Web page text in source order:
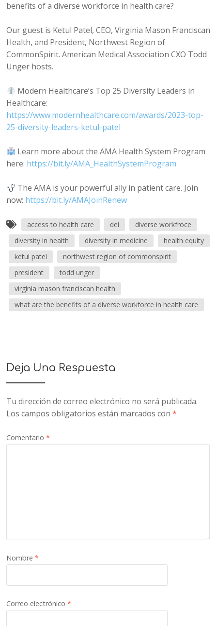
benefits of a diverse workforce in health care?
Our guest is Ketul Patel, CEO, Virginia Mason Franciscan
Health, and President, Northwest Region of
CommonSpirit. American Medical Association CXO Todd
Unger hosts.
Modern Healthcare’s Top 25 Diversity Leaders in
Healthcare:
https://www.modernhealthcare.com/awards/2023-top-
25-diversity-leaders-ketul-patel
Learn more about the AMA Health System Program
here: https://bit.ly/AMA_HealthSystemProgram
The AMA is your powerful ally in patient care. Join
now: https://bit.ly/AMAJoinRenew
access to health care dei
diverse workfroce
diversity in health
diversity in medicine
health equity
ketul patel
northwest region of commonspirit
president
todd unger
virginia mason franciscan health
what are the benefits of a diverse workforce in health care
Deja Una Respuesta
Tu dirección de correo electrónico no será publicada.
Los campos obligatorios están marcados con*
Comentario*
Nombre*
Correo electrónico*